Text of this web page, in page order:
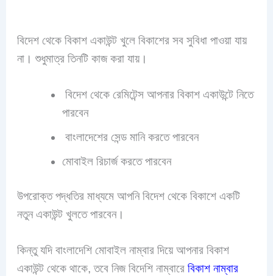
বিদেশ থেকে বিকাশ একাউন্ট খুলে বিকাশের সব সুবিধা পাওয়া যায়
না। শুধুমাত্র তিনটি কাজ করা যায়।
বিদেশ থেকে রেমিটেন্স আপনার বিকাশ একাউন্টে নিতে
পারবেন
বাংলাদেশের সেন্ড মানি করতে পারবেন
মোবাইল রিচার্জ করতে পারবেন
উপরোক্ত পদ্ধতির মাধ্যমে আপনি বিদেশ থেকে বিকাশে একটি
নতুন একাউন্ট খুলতে পারবেন।
কিন্তুযদি বাংলাদেশি মোবাইল নাম্বার দিয়ে আপনার বিকাশ
একাউন্ট থেকে থাকে, তবে নিজ বিদেশি নাম্বারে বিকাশ নাম্বার